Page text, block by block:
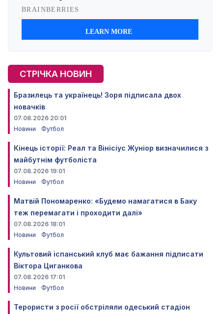
СТРІЧКА НОВИН
Бразилець та українець! Зоря підписала двох
новачків
07.08.2026 20:01
Новини
Футбол
Кінець історії: Реал та Вінісіус Жуніор визначилися з
майбутнім футболіста
07.08.2026 19:01
Новини
Футбол
Матвій Пономаренко: «Будемо намагатися в Баку
теж перемагати і проходити далі»
07.08.2026 18:01
Новини
Футбол
Культовий іспанський клуб має бажання підписати
Віктора Циганкова
07.08.2026 17:01
Новини
Футбол
Терористи з росії обстріляли одеський стадіон